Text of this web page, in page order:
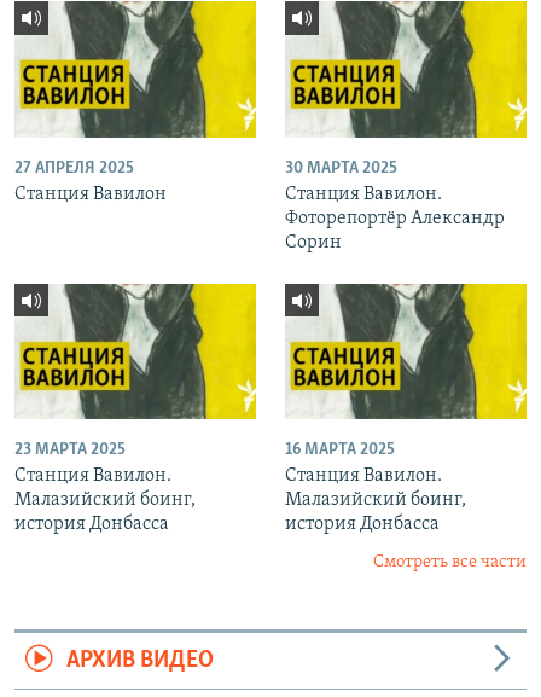
27 АПРЕЛЯ 2025
Станция Вавилон
30 МАРТА 2025
Станция Вавилон.
Фоторепортёр Александр
Сорин
23 МАРТА 2025
Станция Вавилон.
Малазийский боинг,
история Донбасса
16 МАРТА 2025
Станция Вавилон.
Малазийский боинг,
история Донбасса
Смотреть все части
АРХИВ ВИДЕО